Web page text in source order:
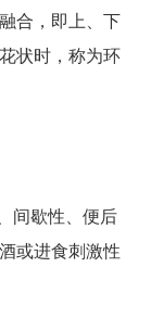
合，即上、下
状时，称为环
间歇性、便后
或进食刺激性